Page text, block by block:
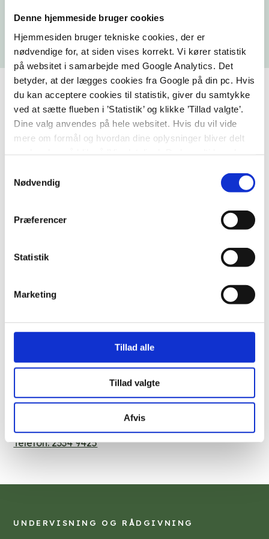
Denne hjemmeside bruger cookies
Hjemmesiden bruger tekniske cookies, der er
nødvendige for, at siden vises korrekt. Vi kører statistik
på websitet i samarbejde med Google Analytics. Det
betyder, at der lægges cookies fra Google på din pc. Hvis
du kan acceptere cookies til statistik, giver du samtykke
ved at sætte flueben i ’Statistik’ og klikke ’Tillad valgte’.
Dine valg anvendes på hele websitet. Hvis du vil vide
mere om formål og hvordan dine oplysninger bliver delt
i nederste venstre hjørne på websitet.
Nødvendig
Præferencer
Statistik
Marketing
Tillad alle
Tillad valgte
Afvis
FILADELFIAS SOCIALE TILBUD
Kom i kontakt med
Kontakt områdechef Søren Juul
Telefon:2334 9425
UNDERVISNING OG RÅDGIVNING